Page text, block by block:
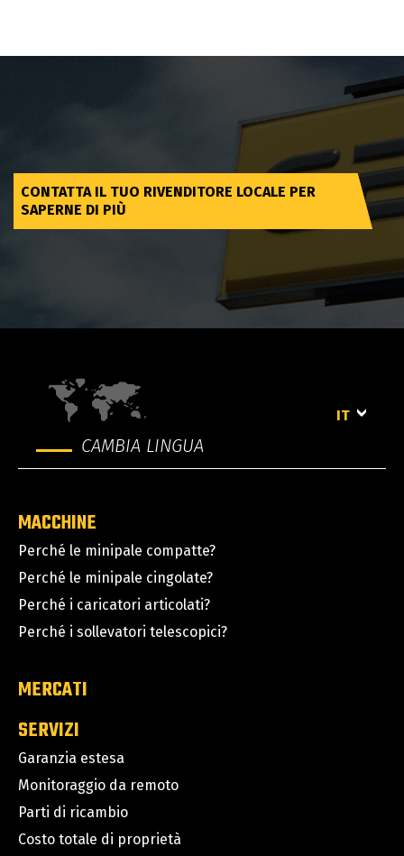
CONTATTA IL TUO RIVENDITORE LOCALE PER
SAPERNE DI PIÙ
CAMBIA LINGUA
IT
MACCHINE
Perché le minipale compatte?
Perché le minipale cingolate?
Perché i caricatori articolati?
Perché i sollevatori telescopici?
MERCATI
SERVIZI
Garanzia estesa
Monitoraggio da remoto
Parti di ricambio
Costo totale di proprietà